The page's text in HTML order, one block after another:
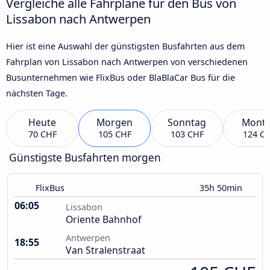
Lissabon nach Antwerpen
Hier ist eine Auswahl der günstigsten Busfahrten aus dem
Fahrplan von Lissabon nach Antwerpen von verschiedenen
Busunternehmen wie FlixBus oder BlaBlaCar Bus für die
nächsten Tage.
Heute
70 CHF
Morgen
105 CHF
Sonntag
103 CHF 124
Günstigste Busfahrten morgen
FlixBus 35h 50min
06:05 Lissabon
Oriente Bahnhof
18:55
Antwerpen
Van Stralenstraat